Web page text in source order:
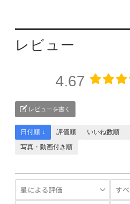
レビュー
4.67
レビューを書く
日付順 ↓ 評価順 いいね数順
写真・動画付き順